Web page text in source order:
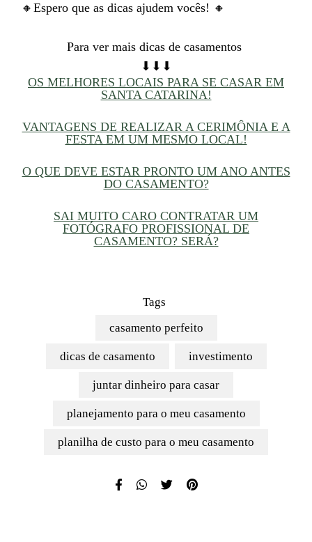
🔸Espero que as dicas ajudem vocês! 🔸
Para ver mais dicas de casamentos
⬇⬇⬇
OS MELHORES LOCAIS PARA SE CASAR EM
SANTA CATARINA!
VANTAGENS DE REALIZAR A CERIMÔNIA E A
FESTA EM UM MESMO LOCAL!
O QUE DEVE ESTAR PRONTO UM ANO ANTES
DO CASAMENTO?
SAI MUITO CARO CONTRATAR UM
FOTÓGRAFO PROFISSIONAL DE
CASAMENTO? SERÁ?
Tags
casamento perfeito
dicas de casamento investimento
juntar dinheiro para casar
planejamento para o meu casamento
planilha de custo para o meu casamento